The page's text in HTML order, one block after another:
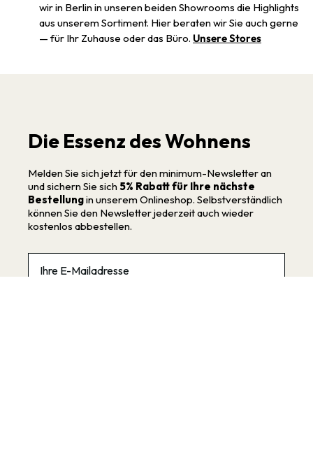
wir in Berlin in unseren beiden Showrooms die Highlights
aus unserem Sortiment. Hier beraten wir Sie auch gerne
— für Ihr Zuhause oder das Büro. Unsere Stores
Die Essenz des Wohnens
Melden Sie sich jetzt für den minimum-Newsletter an
und sichern Sie sich 5% Rabatt für Ihre nächste
Bestellungin unserem Onlineshop. Selbstverständlich
können Sie den Newsletter jederzeit auch wieder
kostenlos abbestellen.